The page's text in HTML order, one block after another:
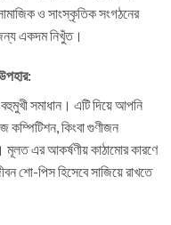
ও সাংস্কৃতিক সংগঠনের
জন্য একদম নিখুঁত।
সমাধান। এটি দিয়ে আপনি
কম্পিটিশন, কিংবা গুণীজন
মূলত এর আকর্ষণীয় কাঠামোর কারণে
শো-পিস হিসেবে সাজিয়ে রাখতে